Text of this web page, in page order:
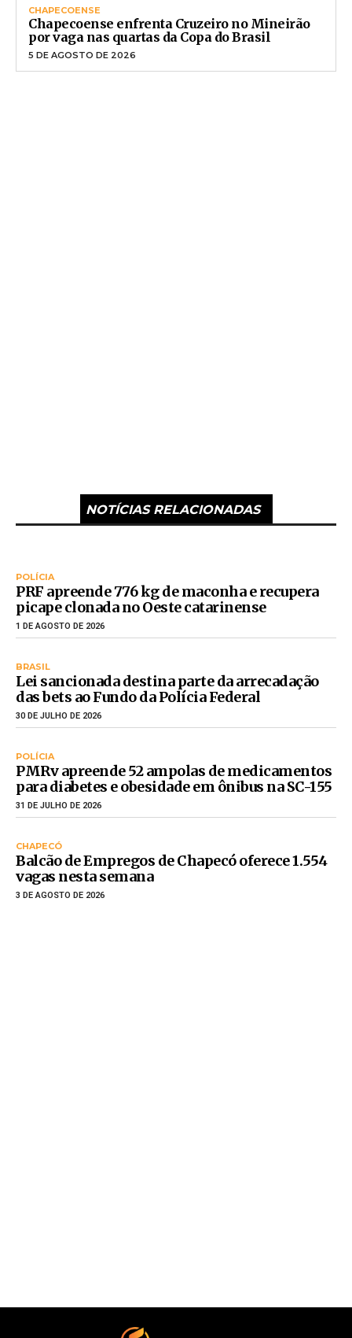
CHAPECOENSE
Chapecoense enfrenta Cruzeiro no Mineirão
por vaga nas quartas da Copa do Brasil
5 DE AGOSTO DE 2026
NOTÍCIAS RELACIONADAS
POLÍCIA
PRF apreende 776 kg de maconha e recupera
picape clonada no Oeste catarinense
1 DE AGOSTO DE 2026
BRASIL
Lei sancionada destina parte da arrecadação
das bets ao Fundo da Polícia Federal
30 DE JULHO DE 2026
POLÍCIA
PMRv apreende 52 ampolas de medicamentos
para diabetes e obesidade em ônibus na SC-155
31 DE JULHO DE 2026
CHAPECÓ
Balcão de Empregos de Chapecó oferece 1.554
vagas nesta semana
3 DE AGOSTO DE 2026